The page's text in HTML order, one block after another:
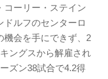
コーリー・ステイン
ルフのセンターロ
機会を手にできず、2
ングスから解雇され
ズン38試合で4.2得